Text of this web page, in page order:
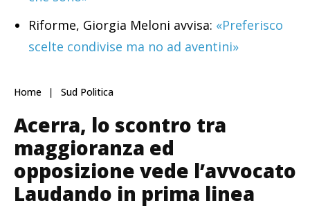
Riforme, Giorgia Meloni avvisa: «Preferisco
scelte condivise ma no ad aventini»
Home Sud Politica
Acerra, lo scontro tra
maggioranza ed
opposizione vede l’avvocato
Laudando in prima linea